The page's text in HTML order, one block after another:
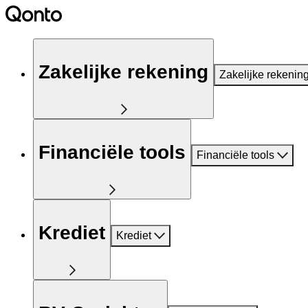
Zakelijke rekening Zakelijke
Financiële tools Financiële tools
Krediet Krediet